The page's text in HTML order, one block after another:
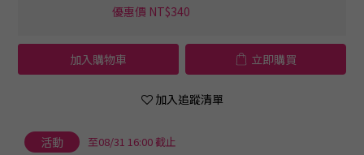
優惠價 NT$340
加入購物車 立即購買
加入追蹤清單
活動 至08/31 16:00 截止